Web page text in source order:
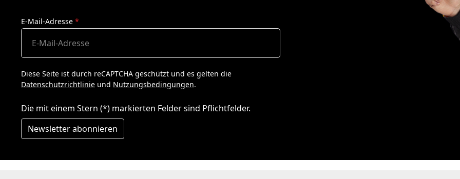
E-Mail-Adresse *
Diese Seite ist durch reCAPTCHA geschützt und es gelten die
Datenschutzrichtlinie und Nutzungsbedingungen.
Die mit einem Stern (*) markierten Felder sind Pflichtfelder.
Newsletter abonnieren